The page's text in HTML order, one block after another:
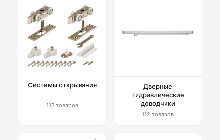
Системы открывания
113 товаров
Дверные
гидравлические
доводчики
112 товаров